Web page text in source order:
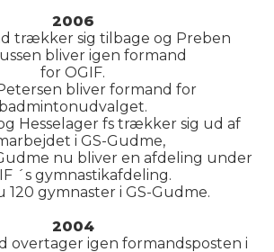
2006
trækker sig tilbage og Preben
bliver igen formand
for OGIF.
bliver formand for
badmintonudvalget.
Hesselager fs trækker sig ud af
i GS-Gudme,
nu bliver en afdeling under
´s gymnastikafdeling.
120 gymnaster i GS-Gudme.
2004
overtager igen formandsposten i